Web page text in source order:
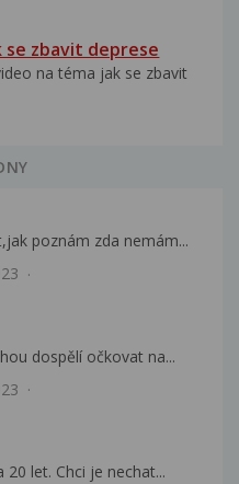
se zbavit deprese
na téma jak se zbavit
poznám zda nemám...
dospělí očkovat na...
let. Chci je nechat...